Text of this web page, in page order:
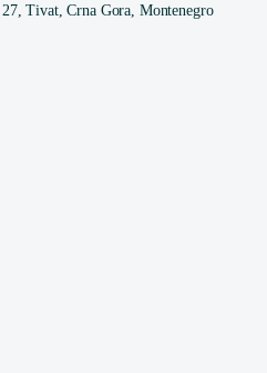
Tivat, Crna Gora, Montenegro